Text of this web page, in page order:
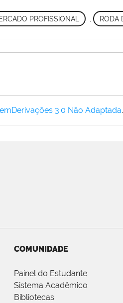
PROFISSIONAL , RODA
3.0 Não Adaptada.
COMUNIDADE
Painel do Estudante
Sistema Acadêmico
Bibliotecas